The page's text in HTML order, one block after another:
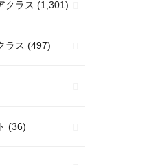
クラス (1,301)
ラス (497)
(36)